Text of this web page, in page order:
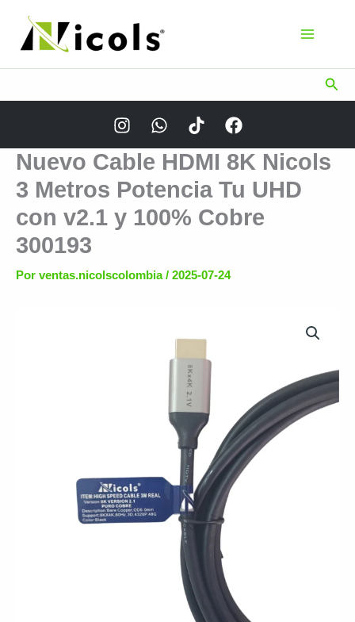
contenido
Nuevo Cable HDMI 8K Nicols
3 Metros Potencia Tu UHD
con v2.1 y 100% Cobre
300193
Por ventas.nicolscolombia/ 2025-07-24